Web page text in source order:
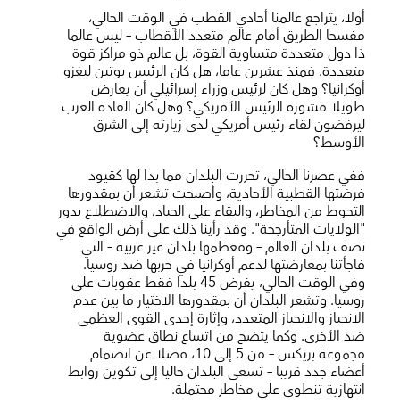
أولا، يتراجع عالمنا أحادي القطب في الوقت الحالي،
مفسحا الطريق أمام عالم متعدد الأقطاب – ليس عالما
ذا دول متعددة متساوية القوة، بل عالم ذو مراكز قوة
متعددة. فمنذ عشرين عاما، هل كان الرئيس بوتين ليغزو
أوكرانيا؟ وهل كان لرئيس وزراء إسرائيلي أن يعارض
طويلا مشورة الرئيس الأمريكي؟ وهل كان القادة العرب
ليرفضون لقاء رئيس أمريكي لدى زيارته إلى الشرق
الأوسط؟
ففي عصرنا الحالي، تحررت البلدان مما بدا لها كقيود
فرضتها القطبية الأحادية، وأصبحت تشعر أن بمقدورها
التحوط من المخاطر، والبقاء على الحياد، والاضطلاع بدور
"الولايات المتأرجحة". وقد رأينا ذلك على أرض الواقع في
نصف بلدان العالم – ومعظمها بلدان غير غربية – التي
فاجأتنا بمعارضتها لدعم أوكرانيا في حربها ضد روسيا.
وفي الوقت الحالي، يفرض 45 بلدا فقط عقوبات على
روسيا. وتشعر البلدان أن بمقدورها الاختيار ما بين عدم
الانحياز والانحياز المتعدد، وإثارة إحدى القوى العظمى
ضد الأخرى. وكما يتضح من اتساع نطاق عضوية
مجموعة بريكس – من 5 إلى 10، فضلا عن انضمام
أعضاء جدد قريبا – تسعى البلدان حاليا إلى تكوين روابط
انتهازية تنطوي على مخاطر محتملة.